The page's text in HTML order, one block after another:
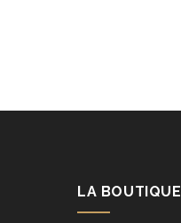
LA BOUTIQUE